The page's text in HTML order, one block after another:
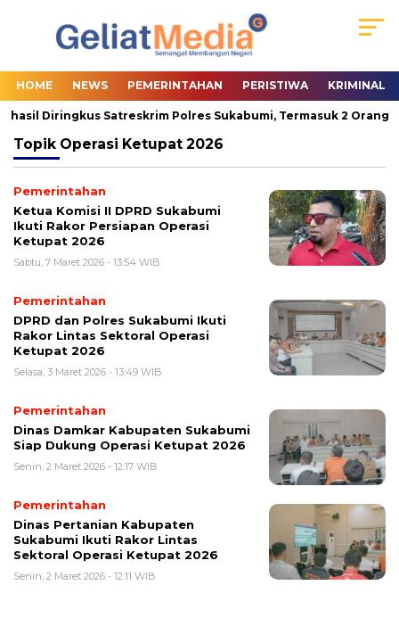
HOME NEWS PEMERINTAHAN PERISTIWA KRIMINAL
Diringkus Satreskrim Polres Sukabumi, Termasuk 2 Orang
Topik Operasi Ketupat 2026
Pemerintahan
Ketua Komisi II DPRD Sukabumi
Ikuti Rakor Persiapan Operasi
Ketupat 2026
Sabtu, 7 Maret 2026 - 13:54 WIB
Pemerintahan
DPRD dan Polres Sukabumi Ikuti
Rakor Lintas Sektoral Operasi
Ketupat 2026
Selasa, 3 Maret 2026 - 13:49 WIB
Pemerintahan
Dinas Damkar Kabupaten Sukabumi
Siap Dukung Operasi Ketupat 2026
Senin, 2 Maret 2026 - 12:17 WIB
Pemerintahan
Dinas Pertanian Kabupaten
Sukabumi Ikuti Rakor Lintas
Sektoral Operasi Ketupat 2026
Senin, 2 Maret 2026 - 12:11 WIB